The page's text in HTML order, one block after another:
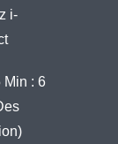
i-
Min : 6